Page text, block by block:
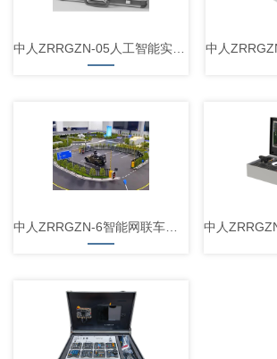
中人ZRRGZN-05人工智能实验平台
中人ZRRGZN-6智能网联车仿真实训平台